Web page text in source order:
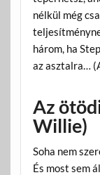
nélkül még
három, ha
az asztalra…
Az
Willie)
Soha nem
És most sem